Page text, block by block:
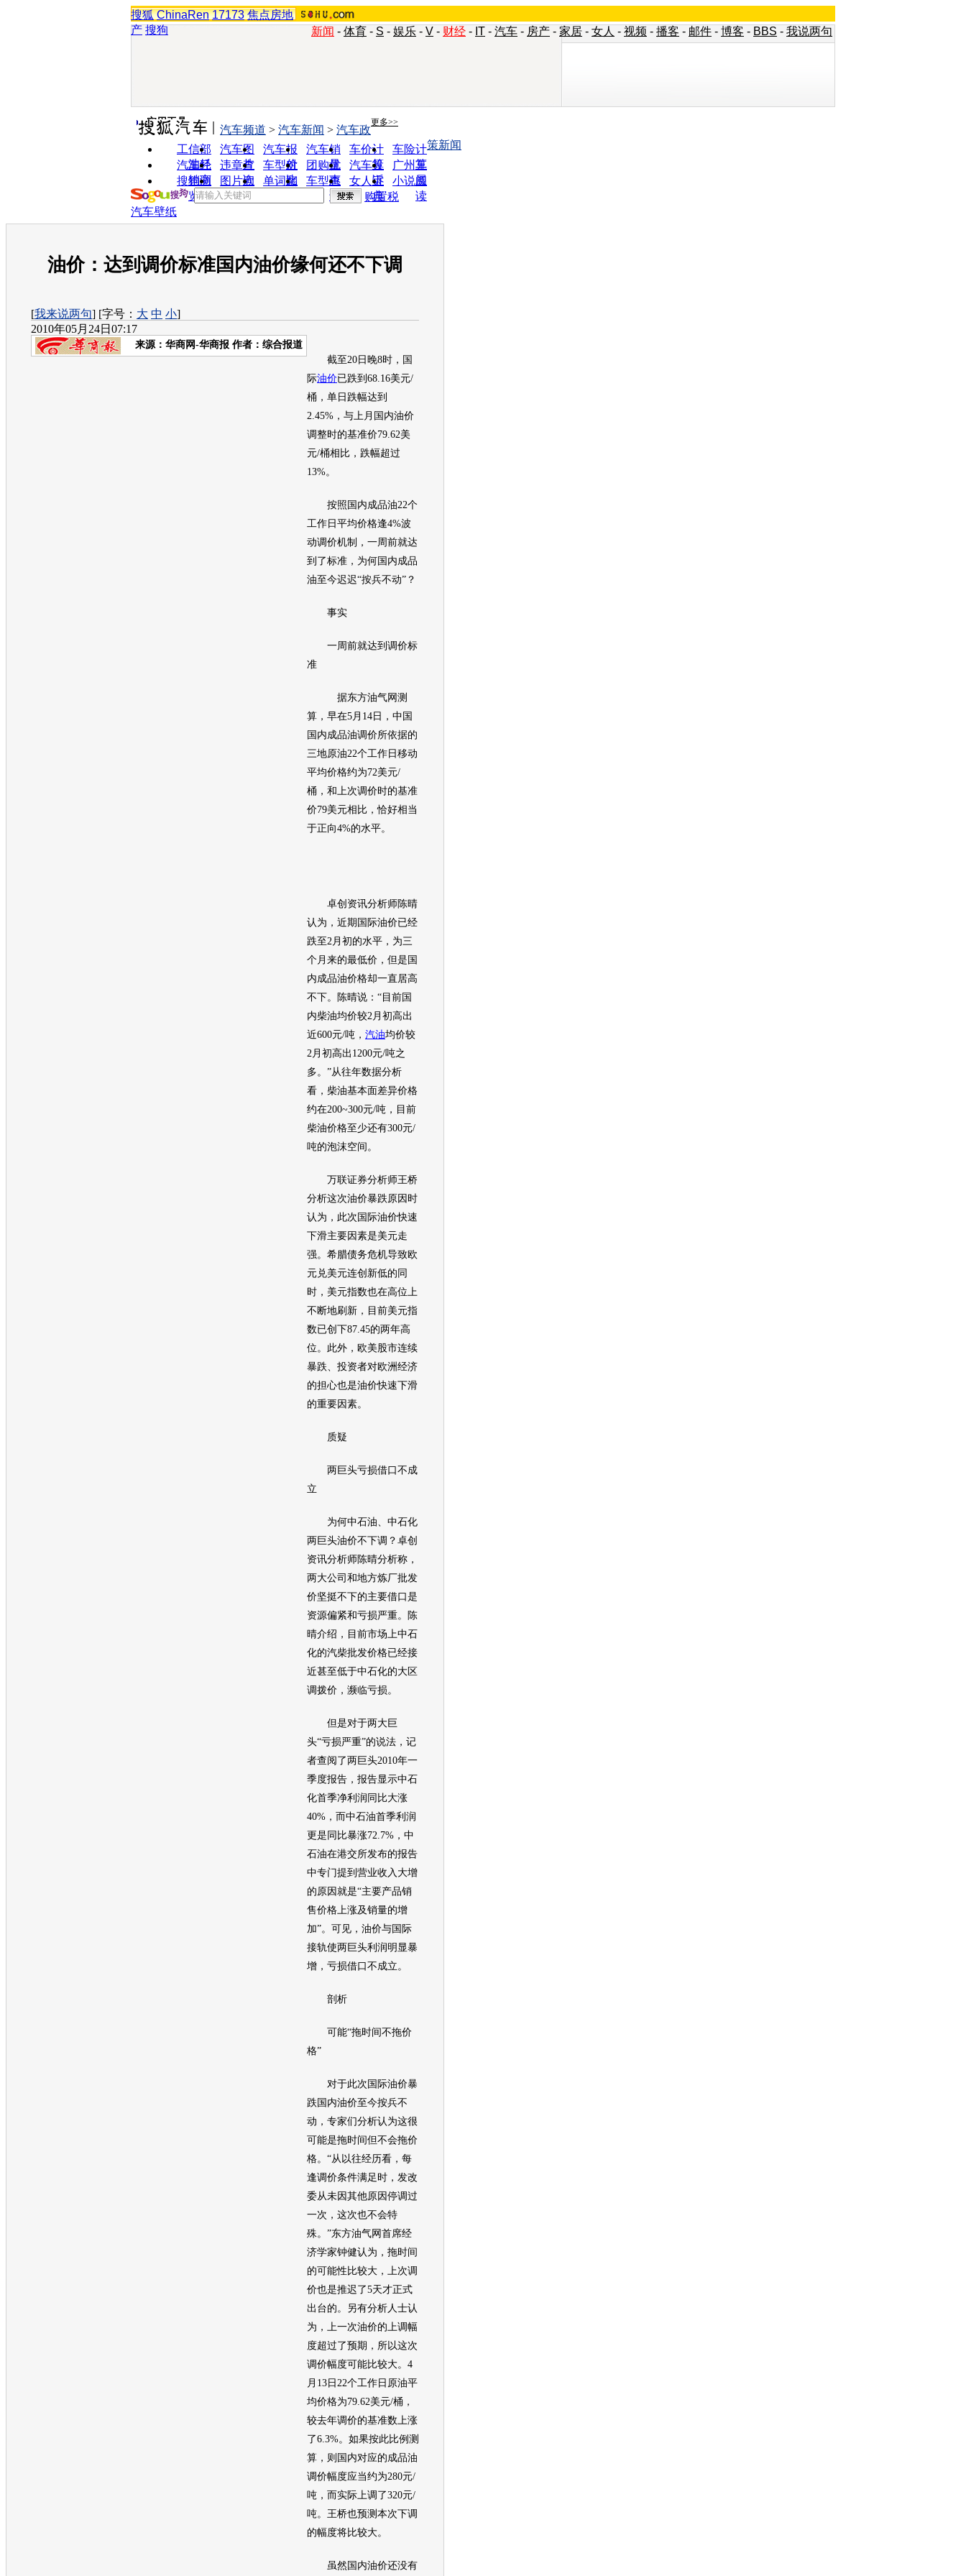
搜狐 ChinaRen 17173 焦点房地
产 搜狗 新闻 - 体育 - S - 娱乐 - V - 财经 - IT - 汽车 - 房产 - 家居 - 女人 - 视频 - 播客 - 邮件 - 博客 - BBS - 我说两句
实用工具 更多>>
工信部
油耗
汽车图
片
汽车报
价
汽车销
量
车价计
算
车险计
算
汽车经
销商
违章查
询
车型对
比
团购优
惠
汽车投
诉
广州车
展
搜狗浏
览器
图片欣
赏
单词翻
车型查
询
女人宝
典
小说阅
读
汽车频道 > 汽车新闻 > 汽车政
策新闻
购置税
汽车壁纸
油价：达到调价标准国内油价缘何还不下调
[我来说两句] [字号： 大 中 小]
2010年05月24日07:17
来源： 华商网-华商报 作者：综合报道
截至20日晚8时，国
际油价已跌到68.16美元/
桶，单日跌幅达到
2.45%，与上月国内油价
调整时的基准价79.62美
元/桶相比，跌幅超过
13%。
按照国内成品油22个
工作日平均价格逢4%波
动调价机制，一周前就达
到了标准，为何国内成品
油至今迟迟“按兵不动”？
事实
一周前就达到调价标
准
据东方油气网测
算，早在5月14日，中国
国内成品油调价所依据的
三地原油22个工作日移动
平均价格约为72美元/
桶，和上次调价时的基准
价79美元相比，恰好相当
于正向4%的水平。
卓创资讯分析师陈晴
认为，近期国际油价已经
跌至2月初的水平，为三
个月来的最低价，但是国
内成品油价格却一直居高
不下。陈晴说：“目前国
内柴油均价较2月初高出
近600元/吨， 汽油均价较
2月初高出1200元/吨之
多。”从往年数据分析
看，柴油基本面差异价格
约在200~300元/吨，目前
柴油价格至少还有300元/
吨的泡沫空间。
万联证券分析师王桥
分析这次油价暴跌原因时
认为，此次国际油价快速
下滑主要因素是美元走
强。希腊债务危机导致欧
元兑美元连创新低的同
时，美元指数也在高位上
不断地刷新，目前美元指
数已创下87.45的两年高
位。此外，欧美股市连续
暴跌、投资者对欧洲经济
的担心也是油价快速下滑
的重要因素。
质疑
两巨头亏损借口不成
立
为何中石油、中石化
两巨头油价不下调？卓创
资讯分析师陈晴分析称，
两大公司和地方炼厂批发
价坚挺不下的主要借口是
资源偏紧和亏损严重。陈
晴介绍，目前市场上中石
化的汽柴批发价格已经接
近甚至低于中石化的大区
调拨价，濒临亏损。
但是对于两大巨
头“亏损严重”的说法，记
者查阅了两巨头2010年一
季度报告，报告显示中石
化首季净利润同比大涨
40%，而中石油首季利润
更是同比暴涨72.7%，中
石油在港交所发布的报告
中专门提到营业收入大增
的原因就是“主要产品销
售价格上涨及销量的增
加”。可见， 油价与国际
接轨使两巨头利润明显暴
增，亏损借口不成立。
剖析
可能“拖时间不拖价
格”
对于此次国际油价暴
跌国内油价至今按兵不
动，专家们分析认为这很
可能是拖时间但不会拖价
格。“从以往经历看，每
逢调价条件满足时，发改
委从未因其他原因停调过
一次，这次也不会特
殊。”东方油气网首席经
济学家钟健认为，拖时间
的可能性比较大，上次调
价也是推迟了5天才正式
出台的。另有分析人士认
为，上一次油价的上调幅
度超过了预期，所以这次
调价幅度可能比较大。4
月13日22个工作日原油平
均价格为79.62美元/桶，
较去年调价的基准数上涨
了6.3%。如果按此比例测
算，则国内对应的成品油
调价幅度应当约为280元/
吨，而实际上调了320元/
吨。王桥也预测本次下调
的幅度将比较大。
虽然国内油价还没有